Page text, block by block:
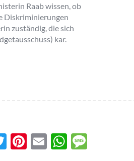
Raab wissen, ob
Diskriminierungen
zuständig, die sich
kar.
Twitter
Pinterest
EmailWhatsApp